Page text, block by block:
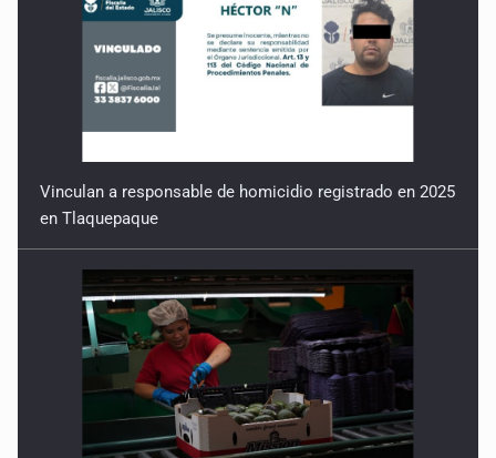
Vinculan a responsable de homicidio registrado en 2025
en Tlaquepaque